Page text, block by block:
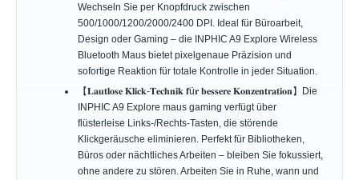
Wechseln Sie per Knopfdruck zwischen
500/1000/1200/2000/2400 DPI. Ideal für Büroarbeit,
Design oder Gaming – die INPHIC A9 Explore Wireless
Bluetooth Maus bietet pixelgenaue Präzision und
sofortige Reaktion für totale Kontrolle in jeder Situation.
【𝐋𝐚𝐮𝐭𝐥𝐨𝐬𝐞 𝐊𝐥𝐢𝐜𝐤-𝐓𝐞𝐜𝐡𝐧𝐢𝐤 𝐟ü𝐫 𝐛𝐞𝐬𝐬𝐞𝐫𝐞 𝐊𝐨𝐧𝐳𝐞𝐧𝐭𝐫𝐚𝐭𝐢𝐨𝐧】Die
INPHIC A9 Explore maus gaming verfügt über
flüsterleise Links-/Rechts-Tasten, die störende
Klickgeräusche eliminieren. Perfekt für Bibliotheken,
Büros oder nächtliches Arbeiten – bleiben Sie fokussiert,
ohne andere zu stören. Arbeiten Sie in Ruhe, wann und